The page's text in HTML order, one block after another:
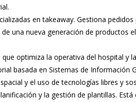
en takeaway. Gestiona
una nueva generación de productos
optimiza la operativa del hospital y
basada en Sistemas de Información
y el uso de tecnologías libres y
y la gestión de plantillas.